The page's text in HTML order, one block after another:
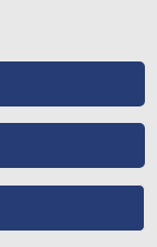
233
233